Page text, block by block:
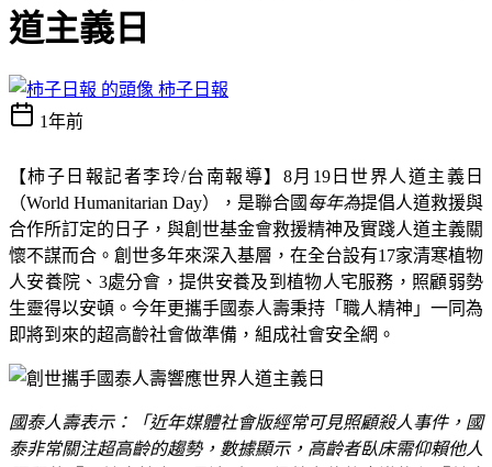
道主義日
柿子日報
1年前
【柿子日報記者李玲/台南報導】 8月 19日世界人道主義日
（World Humanitarian Day），是聯合國 每年為提倡人道救援與
合作所訂定的日子，與創世基金會救援精神及實踐人道主義關
懷不謀而合。創世多年來深入基層，在全台設有17家清寒植物
人安養院、 3處分會，提供安養及到植物人宅服務，照顧弱勢
生靈得以安頓。今年更攜手國泰人壽秉持「職人精神」一同為
即將到來的超高齡社會做準備，組成社會安全網。
國泰人壽表示：「近年媒體社會版經常可見照顧殺人事件，國
泰非常關注超高齡的趨勢，數據顯示，高齡者臥床需仰賴他人